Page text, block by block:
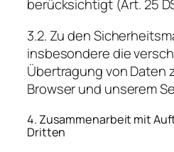
berücksichtigt (Art. 25
3.2. Zu den
insbesondere die
Übertragung von Daten
Browser und unserem
4. Zusammenarbeit mit
Dritten